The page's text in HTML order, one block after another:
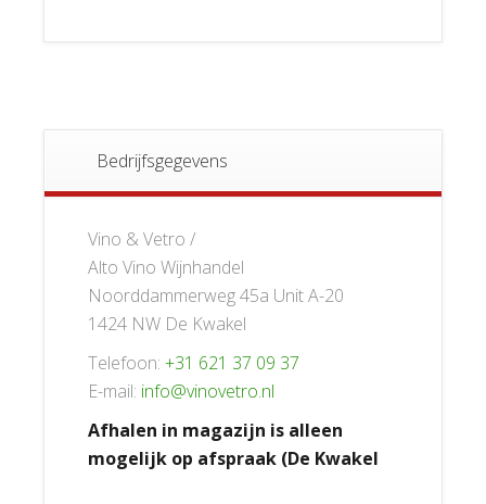
Bedrijfsgegevens
Vino & Vetro /
Alto Vino Wijnhandel
Noorddammerweg 45a Unit A-20
1424 NW De Kwakel
Telefoon: +31 621 37 09 37
E-mail: info@vinovetro.nl
Afhalen in magazijn is alleen
mogelijk op afspraak (De Kwakel